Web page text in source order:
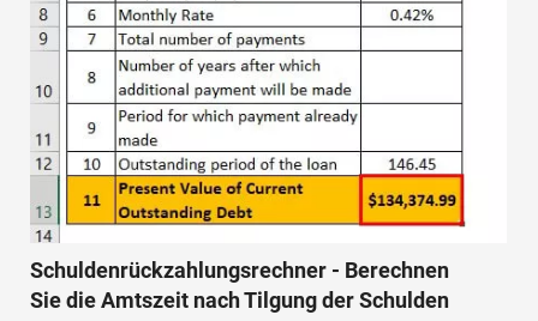
Schuldenrückzahlungsrechner - Berechnen
Sie die Amtszeit nach Tilgung der Schulden